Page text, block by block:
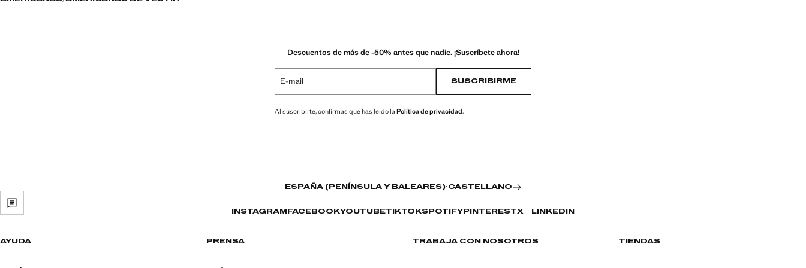
Descuentos de más de -50% antes que nadie. ¡Suscríbete ahora!
E-mail SUSCRIBIRME
Al suscribirte, confirmas que has leído laPolítica de privacidad.
ESPAÑA (PENÍNSULA Y BALEARES)·CASTELLANO
INSTAGRAM FACEBOOKYOUTUBETIKTOKSPOTIFYPINTERESTX LINKEDIN
AYUDA PRENSA TRABAJA CON NOSOTROS TIENDAS